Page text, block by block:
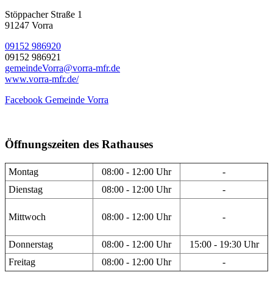
Stöppacher Straße 1
91247 Vorra
09152 986920
09152 986921
gemeindeVorra@vorra-mfr.de
www.vorra-mfr.de/
Facebook Gemeinde Vorra
Öffnungszeiten des Rathauses
Montag 08:00 - 12:00 Uhr
-
Dienstag
08:00 - 12:00 Uhr -
Mittwoch 08:00 - 12:00 Uhr -
Donnerstag 08:00 - 12:00 Uhr
15:00 - 19:30 Uhr
Freitag
08:00 - 12:00 Uhr -